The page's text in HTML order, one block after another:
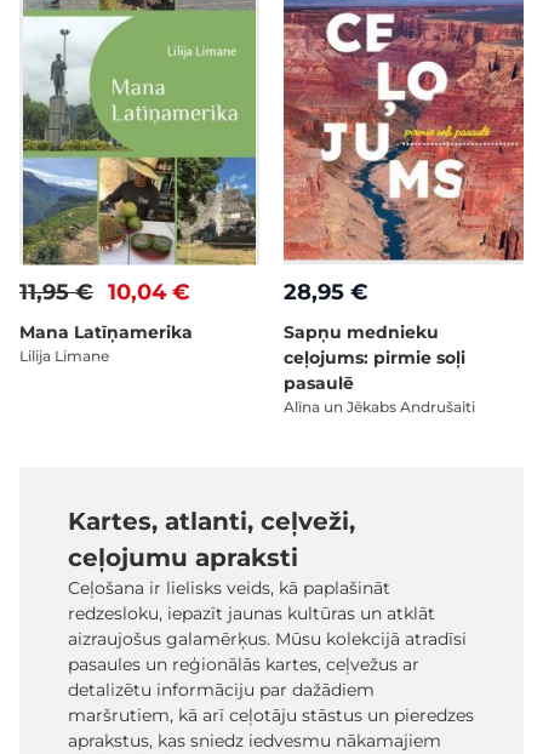
10,04 €
11,95 €
Mana Latīņamerika
Lilija Limane
28,95 €
Sapņu mednieku
ceļojums: pirmie soļi
pasaulē
Alīna un Jēkabs Andrušaiti
Kartes, atlanti, ceļveži,
ceļojumu apraksti
Ceļošana ir lielisks veids, kā paplašināt
redzesloku, iepazīt jaunas kultūras un atklāt
aizraujošus galamērķus. Mūsu kolekcijā atradīsi
pasaules un reģionālās kartes, ceļvežus ar
detalizētu informāciju par dažādiem
maršrutiem, kā arī ceļotāju stāstus un pieredzes
aprakstus, kas sniedz iedvesmu nākamajiem